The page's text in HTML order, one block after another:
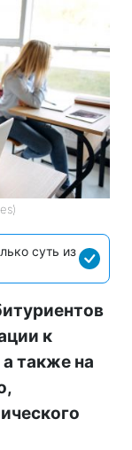
суть из
к
также на